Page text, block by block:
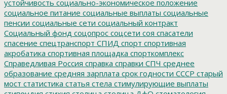
устойчивость социально-экономическое положение
социальное питание социальные выплаты социальные
пенсии социальные сети социальный контракт
Социальный фонд соцопрос соцсети соя спасатели
спасение спецтранспорт СПИД спорт спортивная
акробатика спортивная площадка спорткомплекс
Справедливая Россия справка справки СПЧ среднее
образование средняя зарплата срок годности СССР старый
мост статистика статья стела стимулирующие выплаты